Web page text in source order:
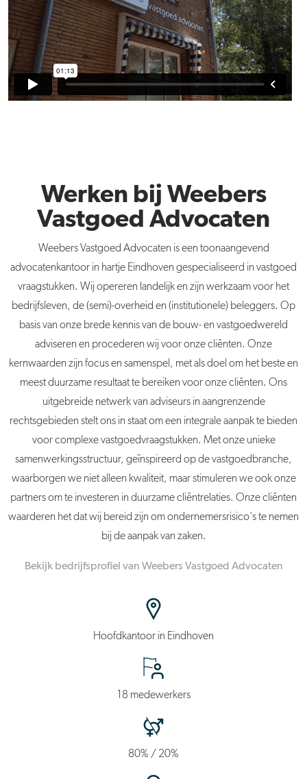
Werken bij Weebers
Vastgoed Advocaten
Weebers Vastgoed Advocaten is een toonaangevend
advocatenkantoor in hartje Eindhoven gespecialiseerd in vastgoed
vraagstukken. Wij opereren landelijk en zijn werkzaam voor het
bedrijfsleven, de (semi)-overheid en (institutionele) beleggers. Op
basis van onze brede kennis van de bouw- en vastgoedwereld
adviseren en procederen wij voor onze cliënten. Onze
kernwaarden zijn focus en samenspel, met als doel om het beste en
meest duurzame resultaat te bereiken voor onze cliënten. Ons
uitgebreide netwerk van adviseurs in aangrenzende
rechtsgebieden stelt ons in staat om een integrale aanpak te bieden
voor complexe vastgoedvraagstukken. Met onze unieke
samenwerkingsstructuur, geïnspireerd op de vastgoedbranche,
waarborgen we niet alleen kwaliteit, maar stimuleren we ook onze
partners om te investeren in duurzame cliëntrelaties. Onze cliënten
waarderen het dat wij bereid zijn om ondernemersrisico's te nemen
bij de aanpak van zaken.
Bekijk bedrijfsprofiel van Weebers Vastgoed Advocaten
Hoofdkantoor in Eindhoven
18 medewerkers
80% / 20%